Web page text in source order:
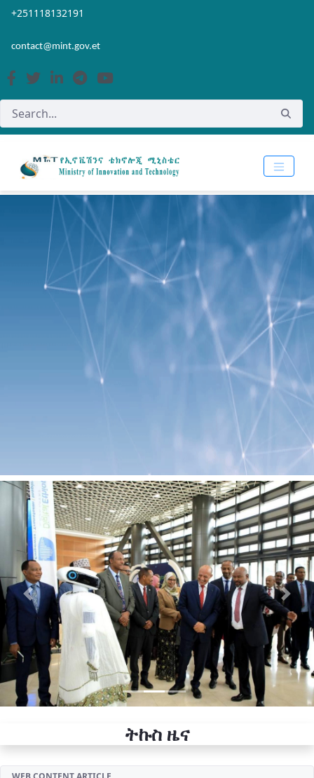
Skip to Main Content
Open Accessibility Menu
+251118132191
contact@mint.gov.et
Previous Next
ትኩስ ዜና